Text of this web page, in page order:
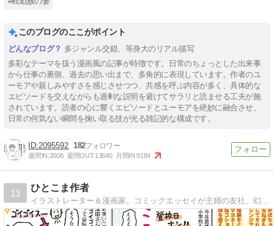
このブログのここがポイント
多ジャンル交錯、等身大のリアル描写
多彩なテーマを扱う漫画風の記事が特徴です。日常のちょっとした出来事
から仕事の裏側、過去の思い出まで、多角的に表現しています。作者のユ
ーモアや親しみやすさを感じさせつつ、共感を呼ぶ内容が多く、具体的な
エピソードを交えながらも過剰な説明を避けてサラリと読ませる工夫が施
されています。読者の心に響くエピソードとユーモアを絶妙に融合させ、
日常の何気ない瞬間を掬い取る技が光る雑記的な構成です。
2095592 182
週間IN:2008 週間OUT:13640 月間IN:9184
13
ひとこま作者